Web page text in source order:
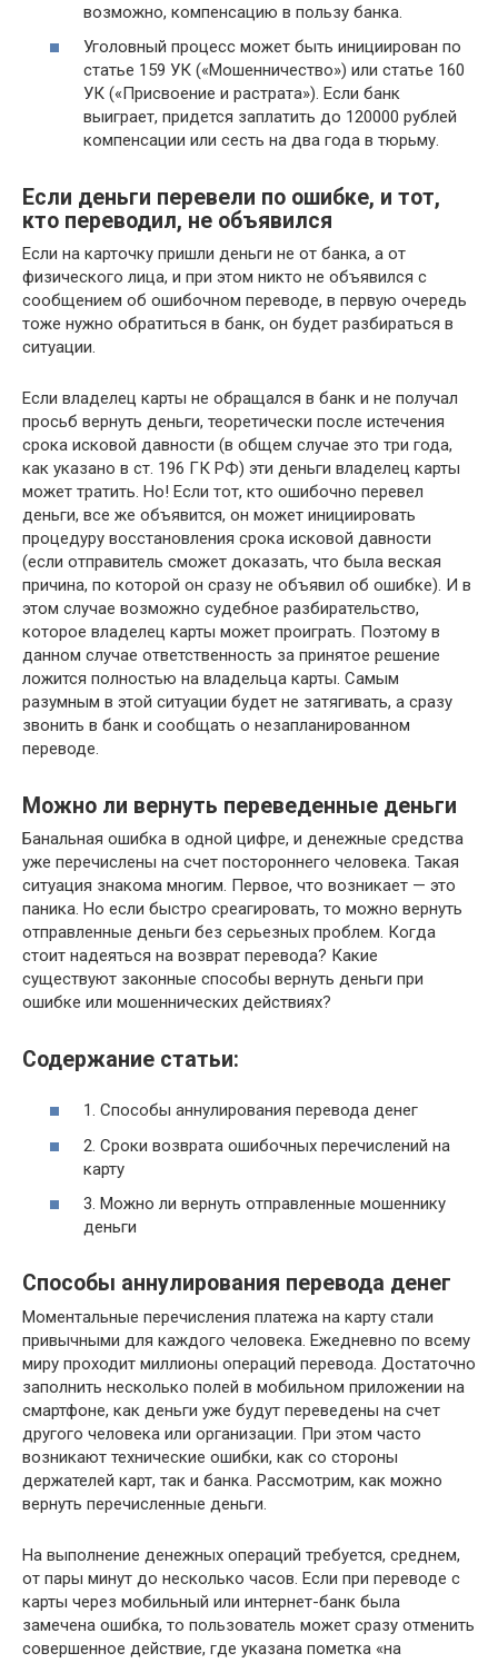
возможно, компенсацию в пользу банка.
Уголовный процесс может быть инициирован по
статье 159 УК («Мошенничество») или статье 160
УК («Присвоение и растрата»). Если банк
выиграет, придется заплатить до 120000 рублей
компенсации или сесть на два года в тюрьму.
Если деньги перевели по ошибке, и тот,
кто переводил, не объявился
Если на карточку пришли деньги не от банка, а от
физического лица, и при этом никто не объявился с
сообщением об ошибочном переводе, в первую очередь
тоже нужно обратиться в банк, он будет разбираться в
ситуации.
Если владелец карты не обращался в банк и не получал
просьб вернуть деньги, теоретически после истечения
срока исковой давности (в общем случае это три года,
как указано в ст. 196 ГК РФ) эти деньги владелец карты
может тратить. Но! Если тот, кто ошибочно перевел
деньги, все же объявится, он может инициировать
процедуру восстановления срока исковой давности
(если отправитель сможет доказать, что была веская
причина, по которой он сразу не объявил об ошибке). И в
этом случае возможно судебное разбирательство,
которое владелец карты может проиграть. Поэтому в
данном случае ответственность за принятое решение
ложится полностью на владельца карты. Самым
разумным в этой ситуации будет не затягивать, а сразу
звонить в банк и сообщать о незапланированном
переводе.
Можно ли вернуть переведенные деньги
Банальная ошибка в одной цифре, и денежные средства
уже перечислены на счет постороннего человека. Такая
ситуация знакома многим. Первое, что возникает — это
паника. Но если быстро среагировать, то можно вернуть
отправленные деньги без серьезных проблем. Когда
стоит надеяться на возврат перевода? Какие
существуют законные способы вернуть деньги при
ошибке или мошеннических действиях?
Содержание статьи:
1. Способы аннулирования перевода денег
2. Сроки возврата ошибочных перечислений на
карту
3. Можно ли вернуть отправленные мошеннику
деньги
Способы аннулирования перевода денег
Моментальные перечисления платежа на карту стали
привычными для каждого человека. Ежедневно по всему
миру проходит миллионы операций перевода. Достаточно
заполнить несколько полей в мобильном приложении на
смартфоне, как деньги уже будут переведены на счет
другого человека или организации. При этом часто
возникают технические ошибки, как со стороны
держателей карт, так и банка. Рассмотрим, как можно
вернуть перечисленные деньги.
На выполнение денежных операций требуется, среднем,
от пары минут до несколько часов. Если при переводе с
карты через мобильный или интернет-банк была
замечена ошибка, то пользователь может сразу отменить
совершенное действие, где указана пометка «на